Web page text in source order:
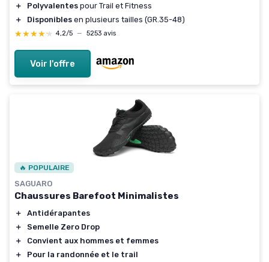
＋
Polyvalentes pour Trail et Fitness
＋
Disponibles en plusieurs tailles (GR.35-48)
★★★★★
★★★★★ 4,2/5 — 5253 avis
Voir l'offre
🔥 POPULAIRE
SAGUARO
Chaussures Barefoot Minimalistes
＋
Antidérapantes
＋
Semelle Zero Drop
＋
Convient aux hommes et femmes
＋
Pour la randonnée et le trail